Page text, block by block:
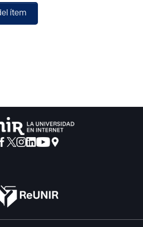
que los delimite con justeza.
de realizar así el estudio
ítem